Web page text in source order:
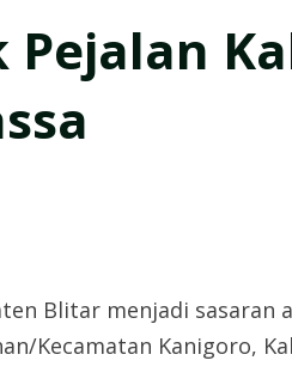
Blitar menjadi sasaran
Kecamatan Kanigoro,